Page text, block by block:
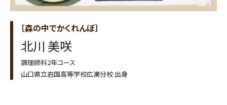
［森の中でかくれんぼ］
北川 美咲
調理師科2年コース
山口県立岩国高等学校広瀬分校 出身